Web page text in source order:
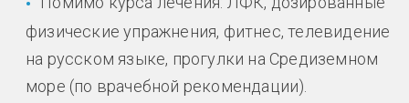
физические упражнения, фитнес, телевидение
на русском языке, прогулки на Средиземном
море (по врачебной рекомендации).